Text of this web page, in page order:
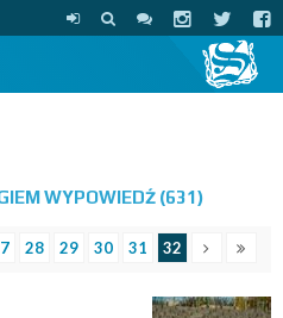
WYPOWIEDŹ (631)
28 29 30 31 32